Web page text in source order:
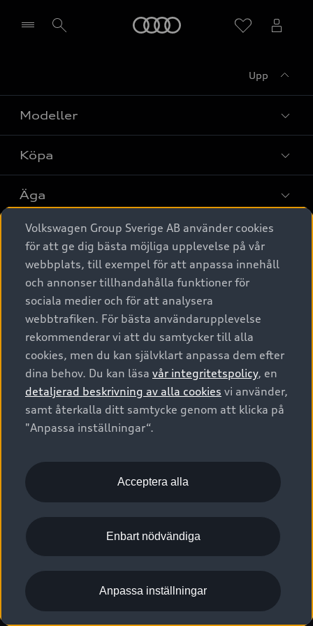
Upp
Modeller
Alla modeller
Elbilar
A6 modellerna
SUV
Avant
Audi Sport
Köpa
Privaterbjudanden
Privatleasing
Nya bilar i lager
Begagnade bilar i lager
Audi approved :plus - så gott som nya
Finansiering
Audi exclusive
Provkörning
Äga
Service & tillbehör
Audi digital services
Originaltillbehör - köp online
Garantier
Försäkring
Digitala manualer för din Audi
Audi Collection – livsstilsartiklar
Vanliga frågor
2G/3G nätet stängs ned - Hur påverkas min bil av detta?
Tjänstebil
Tjänstebil
Business lease online
Företagsleasing
Om Audi Sverige
Kontakta oss
Audi Återförsäljare/-serviceverkstad
myAudi
Pressmeddelanden
Nyhetsbrev
Vårt hållbarhetsarbete
Lediga tjänster huvudkontor
Lediga tjänster hos Audi Återförsäljare
Kommentar till mediauppgifter om dataläcka
© 2026 AUDI SVERIGE. All Rights Reserved.
Utgivare Juridiskt
Juridiskt Audi AG
Juridiskt Audi Digital Giveaway
Anpassa inställningar för cookies
Visselblåsarkanaler
Volkswagen Group Sverige AB använder cookies
för att ge dig bästa möjliga upplevelse på vår
webbplats, till exempel för att anpassa innehåll
och annonser tillhandahålla funktioner för
sociala medier och för att analysera
webbtrafiken. För bästa användarupplevelse
rekommenderar vi att du samtycker till alla
cookies, men du kan självklart anpassa dem efter
dina behov. Du kan läsa vår integritetspolicy, en
detaljerad beskrivning av alla cookies vi använder,
samt återkalla ditt samtycke genom att klicka på
"Anpassa inställningar“.
Acceptera alla
Enbart nödvändiga
Anpassa inställningar